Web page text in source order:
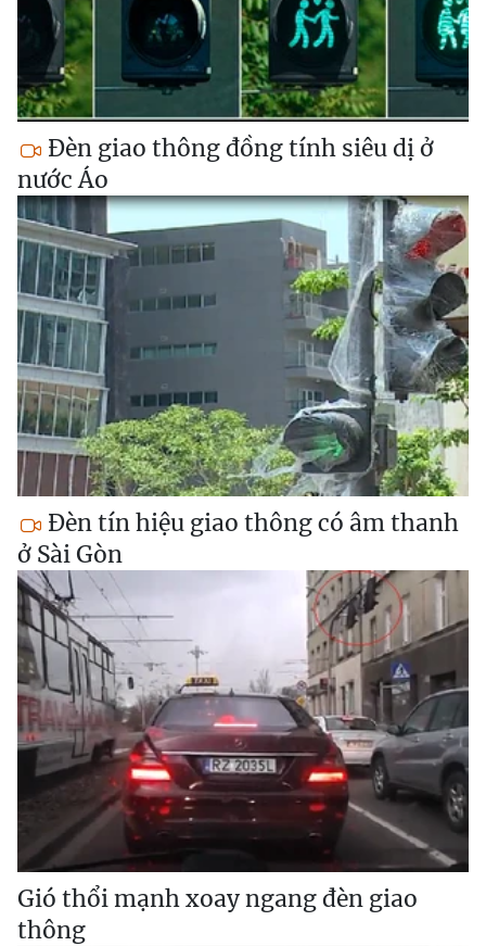
Đèn giao thông đồng tính siêu dị ở
nước Áo
Đèn tín hiệu giao thông có âm thanh
ở Sài Gòn
Gió thổi mạnh xoay ngang đèn giao
thông